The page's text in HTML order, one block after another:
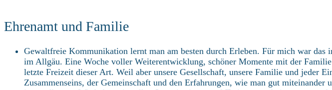
Ehrenamt und Familie
Gewaltfreie Kommunikation lernt man am besten durch Erleben. Für mich war das
im Allgäu. Eine Woche voller Weiterentwicklung, schöner Momente mit der
letzte Freizeit dieser Art. Weil aber unsere Gesellschaft, unsere Familie und jeder
Zusammenseins, der Gemeinschaft und den Erfahrungen, wie man gut